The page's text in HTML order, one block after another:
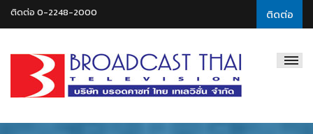
ติดต่อ
ติดต่อ 0-2248-2000
Thai